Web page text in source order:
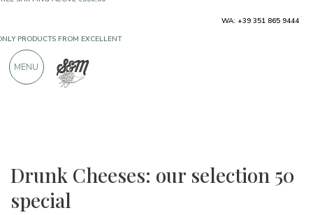
Drunk Cheeses: our selection 50
special
900 POSITIVE REVIEWS
WA: +39 351 865 9444
MENU